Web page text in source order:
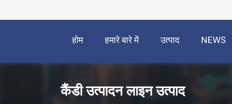
होम हमारे बारे में उत्पाद NEWS
कैंडी उत्पादन लाइन उत्पाद